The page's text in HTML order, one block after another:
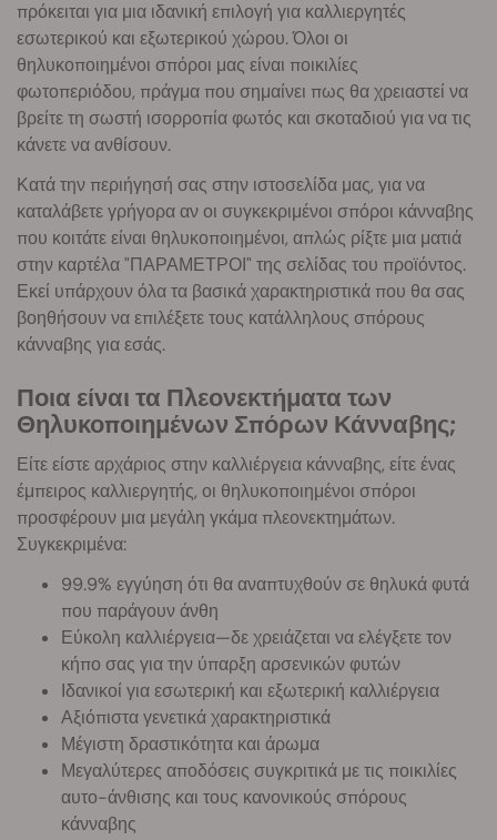
πρόκειται για μια ιδανική επιλογή για καλλιεργητές
εσωτερικού και εξωτερικού χώρου. Όλοι οι
θηλυκοποιημένοι σπόροι μας είναι ποικιλίες
φωτοπεριόδου, πράγμα που σημαίνει πως θα χρειαστεί να
βρείτε τη σωστή ισορροπία φωτός και σκοταδιού για να τις
κάνετε να ανθίσουν.
Κατά την περιήγησή σας στην ιστοσελίδα μας, για να
καταλάβετε γρήγορα αν οι συγκεκριμένοι σπόροι κάνναβης
που κοιτάτε είναι θηλυκοποιημένοι, απλώς ρίξτε μια ματιά
στην καρτέλα "ΠΑΡΑΜΕΤΡΟΙ" της σελίδας του προϊόντος.
Εκεί υπάρχουν όλα τα βασικά χαρακτηριστικά που θα σας
βοηθήσουν να επιλέξετε τους κατάλληλους σπόρους
κάνναβης για εσάς.
Ποια είναι τα Πλεονεκτήματα των
Θηλυκοποιημένων Σπόρων Κάνναβης;
Είτε είστε αρχάριος στην καλλιέργεια κάνναβης, είτε ένας
έμπειρος καλλιεργητής, οι θηλυκοποιημένοι σπόροι
προσφέρουν μια μεγάλη γκάμα πλεονεκτημάτων.
Συγκεκριμένα:
99.9% εγγύηση ότι θα αναπτυχθούν σε θηλυκά φυτά
που παράγουν άνθη
Εύκολη καλλιέργεια—δε χρειάζεται να ελέγξετε τον
κήπο σας για την ύπαρξη αρσενικών φυτών
Ιδανικοί για εσωτερική και εξωτερική καλλιέργεια
Αξιόπιστα γενετικά χαρακτηριστικά
Μέγιστη δραστικότητα και άρωμα
Μεγαλύτερες αποδόσεις συγκριτικά με τις ποικιλίες
αυτο-άνθισης και τους κανονικούς σπόρους
κάνναβης